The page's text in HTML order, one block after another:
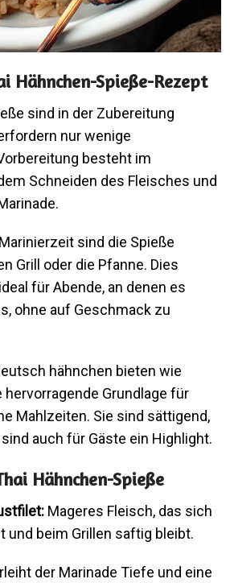
Hähnchen-Spieße-Rezept
sind in der Zubereitung
nur wenige
besteht im
Schneiden des Fleisches und
sind die Spieße
Grill oder die Pfanne. Dies
für Abende, an denen es
ohne auf Geschmack zu
hähnchen bieten wie
Grundlage für
Mahlzeiten. Sie sind sättigend,
auch für Gäste ein Highlight.
Hähnchen-Spieße
Mageres Fleisch, das sich
und beim Grillen saftig bleibt.
der Marinade Tiefe und eine